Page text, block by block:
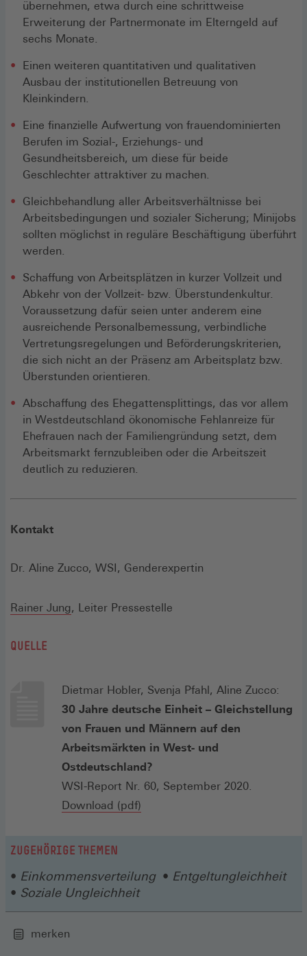
übernehmen, etwa durch eine schrittweise
Erweiterung der Partnermonate im Elterngeld auf
sechs Monate.
Einen weiteren quantitativen und qualitativen
Ausbau der institutionellen Betreuung von
Kleinkindern.
Eine finanzielle Aufwertung von frauendominierten
Berufen im Sozial-, Erziehungs- und
Gesundheitsbereich, um diese für beide
Geschlechter attraktiver zu machen.
Gleichbehandlung aller Arbeitsverhältnisse bei
Arbeitsbedingungen und sozialer Sicherung; Minijobs
sollten möglichst in reguläre Beschäftigung überführt
werden.
Schaffung von Arbeitsplätzen in kurzer Vollzeit und
Abkehr von der Vollzeit- bzw. Überstundenkultur.
Voraussetzung dafür seien unter anderem eine
ausreichende Personalbemessung, verbindliche
Vertretungsregelungen und Beförderungskriterien,
die sich nicht an der Präsenz am Arbeitsplatz bzw.
Überstunden orientieren.
Abschaffung des Ehegattensplittings, das vor allem
in Westdeutschland ökonomische Fehlanreize für
Ehefrauen nach der Familiengründung setzt, dem
Arbeitsmarkt fernzubleiben oder die Arbeitszeit
deutlich zu reduzieren.
Kontakt
Dr. Aline Zucco, WSI, Genderexpertin
Rainer Jung, Leiter Pressestelle
QUELLE
Dietmar Hobler, Svenja Pfahl, Aline Zucco:
30 Jahre deutsche Einheit – Gleichstellung
von Frauen und Männern auf den
Arbeitsmärkten in West- und
Ostdeutschland?
WSI-Report Nr. 60, September 2020.
Download (pdf)
ZUGEHÖRIGE THEMEN
Einkommensverteilung
Entgeltungleichheit
Soziale Ungleichheit
merken